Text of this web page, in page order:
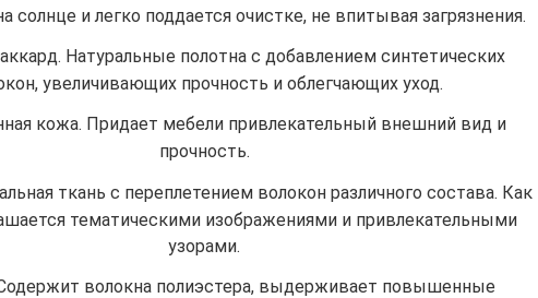
солнце и легко поддается очистке, не впитывая загрязнения.
Натуральные полотна с добавлением синтетических
увеличивающих прочность и облегчающих уход.
кожа. Придает мебели привлекательный внешний вид и
прочность.
ткань с переплетением волокон различного состава. Как
тематическими изображениями и привлекательными
узорами.
волокна полиэстера, выдерживает повышенные